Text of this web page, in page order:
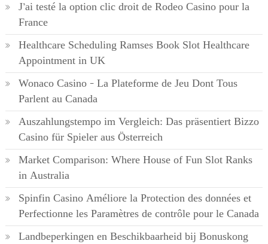
J’ai testé la option clic droit de Rodeo Casino pour la
France
Healthcare Scheduling Ramses Book Slot Healthcare
Appointment in UK
Wonaco Casino – La Plateforme de Jeu Dont Tous
Parlent au Canada
Auszahlungstempo im Vergleich: Das präsentiert Bizzo
Casino für Spieler aus Österreich
Market Comparison: Where House of Fun Slot Ranks
in Australia
Spinfin Casino Améliore la Protection des données et
Perfectionne les Paramètres de contrôle pour le Canada
Landbeperkingen en Beschikbaarheid bij Bonuskong